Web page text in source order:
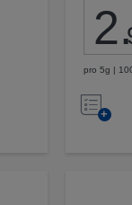
2.
pro 5g |
Auf